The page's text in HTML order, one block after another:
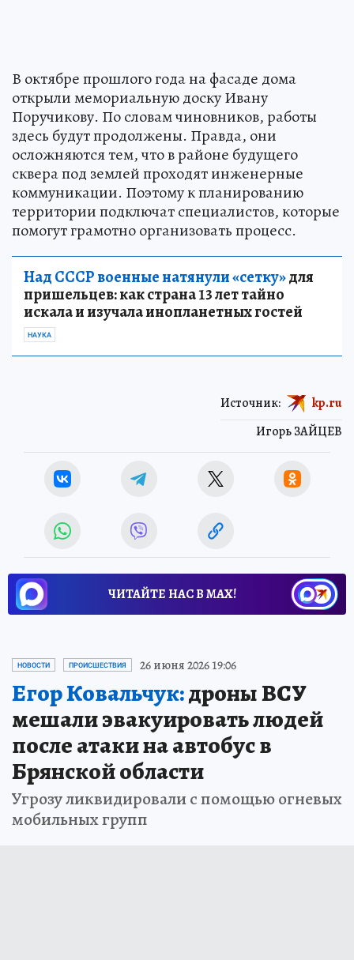
В октябре прошлого года на фасаде дома
открыли мемориальную доску Ивану
Поручикову. По словам чиновников, работы
здесь будут продолжены. Правда, они
осложняются тем, что в районе будущего
сквера под землей проходят инженерные
коммуникации. Поэтому к планированию
территории подключат специалистов, которые
помогут грамотно организовать процесс.
Над СССР военные натянули «сетку»для
пришельцев: как страна 13 лет тайно
искала и изучала инопланетных гостей
НАУКА
Игорь ЗАЙЦЕВ
Источник: kp.ru
ЧИТАЙТЕ НАС В МАХ!
НОВОСТИ ПРОИСШЕСТВИЯ 26 июня 2026 19:06
Егор Ковальчук:дроны ВСУ
мешали эвакуировать людей
после атаки на автобус в
Брянской области
Угрозу ликвидировали с помощью огневых
мобильных групп